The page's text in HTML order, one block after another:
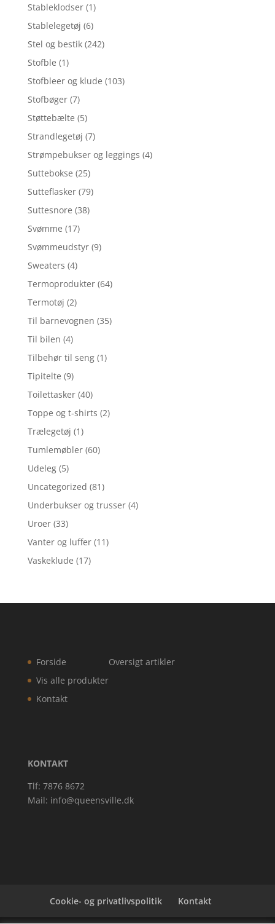
Stableklodser (1)
Stablelegetøj (6)
Stel og bestik (242)
Stofble (1)
Stofbleer og klude (103)
Stofbøger (7)
Støttebælte (5)
Strandlegetøj (7)
Strømpebukser og leggings (4)
Suttebokse (25)
Sutteflasker (79)
Suttesnore (38)
Svømme (17)
Svømmeudstyr (9)
Sweaters (4)
Termoprodukter (64)
Termotøj (2)
Til barnevognen (35)
Til bilen (4)
Tilbehør til seng (1)
Tipitelte (9)
Toilettasker (40)
Toppe og t-shirts (2)
Trælegetøj (1)
Tumlemøbler (60)
Udeleg (5)
Uncategorized (81)
Underbukser og trusser (4)
Uroer (33)
Vanter og luffer (11)
Vaskeklude (17)
Forside
Vis alle produkter
Kontakt
Oversigt artikler
KONTAKT
Tlf: 7876 8672
Mail: info@queensville.dk
Cookie- og privatlivspolitik Kontakt